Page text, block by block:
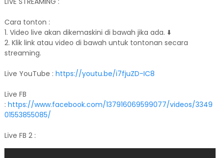
Cara tonton :
1. Video live akan dikemaskini di bawah jika ada. ⬇️
2. Klik link atau video di bawah untuk tontonan secara
streaming.
Live YouTube : https://youtu.be/i7fjuZD-IC8
Live FB
: https://www.facebook.com/137916069599077/videos/3349
01553855085/
Live FB 2 :